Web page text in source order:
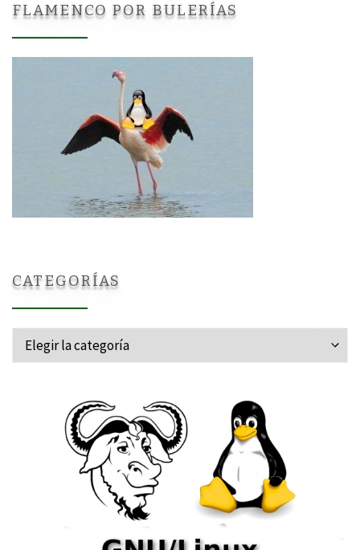
FLAMENCO POR BULERÍAS
CATEGORÍAS
Categorías